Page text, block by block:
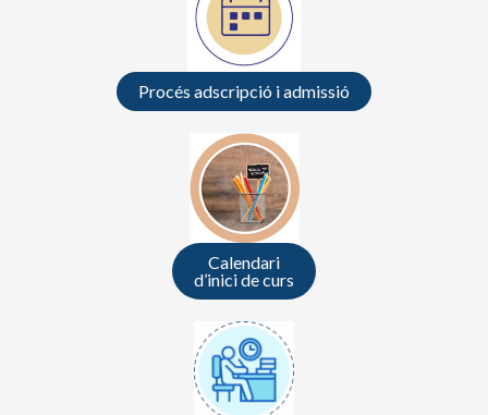
Procés adscripció i admissió
Calendari
d’inici de curs